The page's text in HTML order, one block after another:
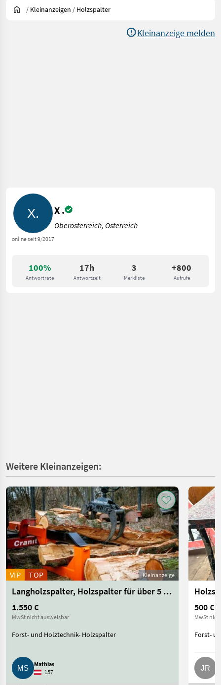
/ Kleinanzeigen / Holzspalter
Kleinanzeige melden
100%
Antwortrate
17h
Antwortzeit
3
Merkliste
+800
Aufrufe
online seit 9/2017
X .
Oberösterreich, Österreich
Weitere Kleinanzeigen:
Kleinanzeige
VIP TOP
Langholzspalter, Holzspalter für über 5 m Länge
1.550 €
MwSt nicht ausweisbar
Forst- und Holztechnik- Holzspalter
Mathias
157
500 €
MwSt
Forst-